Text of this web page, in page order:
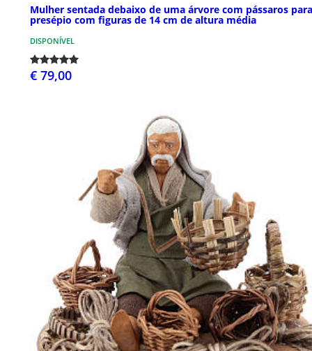
Mulher sentada debaixo de uma árvore com pássaros para
presépio com figuras de 14 cm de altura média
DISPONÍVEL
€ 79,00